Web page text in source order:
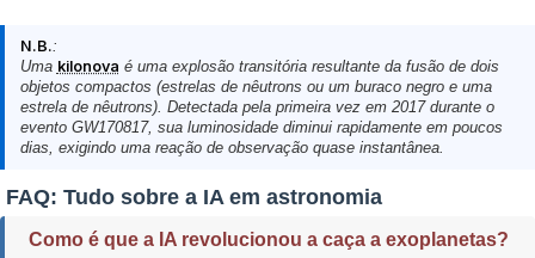
N.B.:
Uma kilonova é uma explosão transitória resultante da fusão de dois
objetos compactos (estrelas de nêutrons ou um buraco negro e uma
estrela de nêutrons). Detectada pela primeira vez em 2017 durante o
evento GW170817, sua luminosidade diminui rapidamente em poucos
dias, exigindo uma reação de observação quase instantânea.
FAQ: Tudo sobre a IA em astronomia
Como é que a IA revolucionou a caça a exoplanetas?